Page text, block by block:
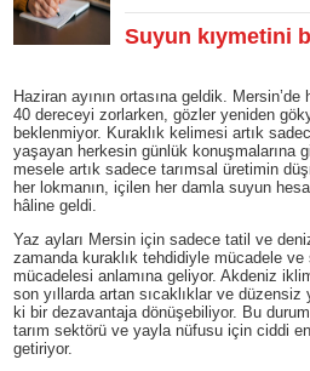
Suyun kıymetini
Haziran ayının ortasına geldik. Mersin’de
40 dereceyi zorlarken, gözler yeniden
beklenmiyor. Kuraklık kelimesi artık
yaşayan herkesin günlük konuşmalarına
mesele artık sadece tarımsal üretimin
her lokmanın, içilen her damla suyun
hâline geldi.
Yaz ayları Mersin için sadece tatil ve
zamanda kuraklık tehdidiyle mücadele
mücadelesi anlamına geliyor. Akdeniz
son yıllarda artan sıcaklıklar ve düzensiz
ki bir dezavantaja dönüşebiliyor. Bu
tarım sektörü ve yayla nüfusu için ciddi
getiriyor.